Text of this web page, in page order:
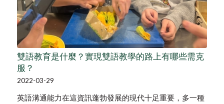
雙語教育是什麼？實現雙語教學的路上有哪些需克
服？
2022-03-29
英語溝通能力在這資訊蓬勃發展的現代十足重要，多一種